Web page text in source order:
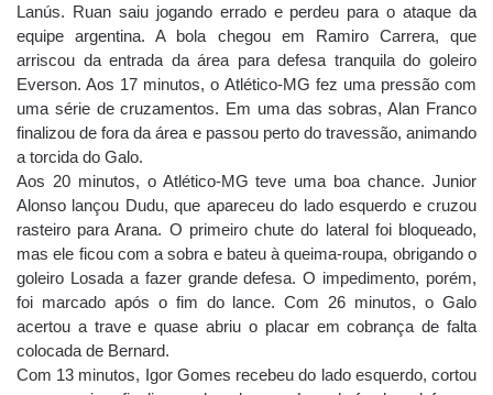
Lanús. Ruan saiu jogando errado e perdeu para o ataque da
equipe argentina. A bola chegou em Ramiro Carrera, que
arriscou da entrada da área para defesa tranquila do goleiro
Everson. Aos 17 minutos, o Atlético-MG fez uma pressão com
uma série de cruzamentos. Em uma das sobras, Alan Franco
finalizou de fora da área e passou perto do travessão, animando
a torcida do Galo.
Aos 20 minutos, o Atlético-MG teve uma boa chance. Junior
Alonso lançou Dudu, que apareceu do lado esquerdo e cruzou
rasteiro para Arana. O primeiro chute do lateral foi bloqueado,
mas ele ficou com a sobra e bateu à queima-roupa, obrigando o
goleiro Losada a fazer grande defesa. O impedimento, porém,
foi marcado após o fim do lance. Com 26 minutos, o Galo
acertou a trave e quase abriu o placar em cobrança de falta
colocada de Bernard.
Com 13 minutos, Igor Gomes recebeu do lado esquerdo, cortou